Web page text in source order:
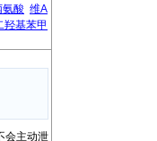
氨酸 维A
羟基苯甲
会主动泄